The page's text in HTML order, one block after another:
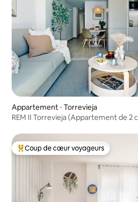
Appartement ⋅ Torrevieja
REM II Torrevieja (Appartement de 2
Coups de cœur voyageurs les plus
Coup de cœur voyageurs